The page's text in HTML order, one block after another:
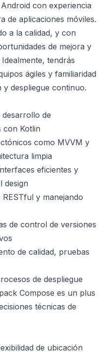
con experiencia
de aplicaciones móviles.
a la calidad, y con
de mejora y
tendrás
ágiles y familiaridad
despliegue continuo.
de
con Kotlin
como MVVM y
limpia
eficientes y
design
y manejando
de control de versiones
de calidad, pruebas
de despliegue
Compose es un plus
técnicas de
de ubicación